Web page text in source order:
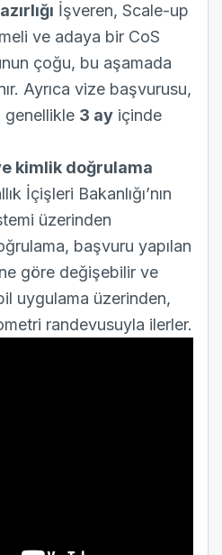
İşveren, Scale-up
ve adaya bir CoS
çoğu, bu aşamada
Ayrıca vize başvurusu,
genellikle 3 ay içinde
kimlik doğrulama
İçişleri Bakanlığı’nın
üzerinden
başvuru yapılan
göre değişebilir ve
uygulama üzerinden,
randevusuyla ilerler.